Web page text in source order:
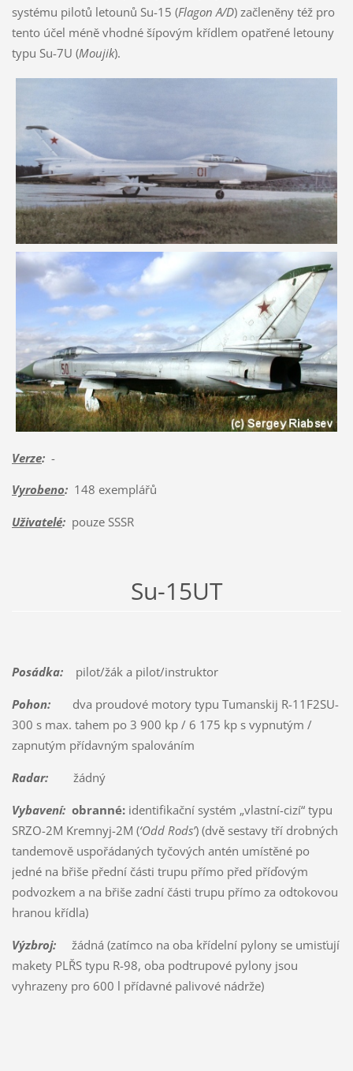
systému pilotů letounů Su-15 (Flagon A/D) začleněny též pro
tento účel méně vhodné šípovým křídlem opatřené letouny
typu Su-7U (Moujik).
Verze:-
Vyrobeno:148 exemplářů
Uživatelé:pouze SSSR
Su-15UT
Posádka:pilot/žák a pilot/instruktor
Pohon:dva proudové motory typu Tumanskij R-11F2SU-
300 s max. tahem po 3 900 kp / 6 175 kp s vypnutým /
zapnutým přídavným spalováním
Radar:žádný
Vybavení: obranné:identifikační systém „vlastní-cizí“ typu
SRZO-2M Kremnyj-2M (‘Odd Rods’) (dvě sestavy tří drobných
tandemově uspořádaných tyčových antén umístěné po
jedné na břiše přední části trupu přímo před příďovým
podvozkem a na břiše zadní části trupu přímo za odtokovou
hranou křídla)
Výzbroj:žádná (zatímco na oba křídelní pylony se umisťují
makety PLŘS typu R-98, oba podtrupové pylony jsou
vyhrazeny pro 600 l přídavné palivové nádrže)